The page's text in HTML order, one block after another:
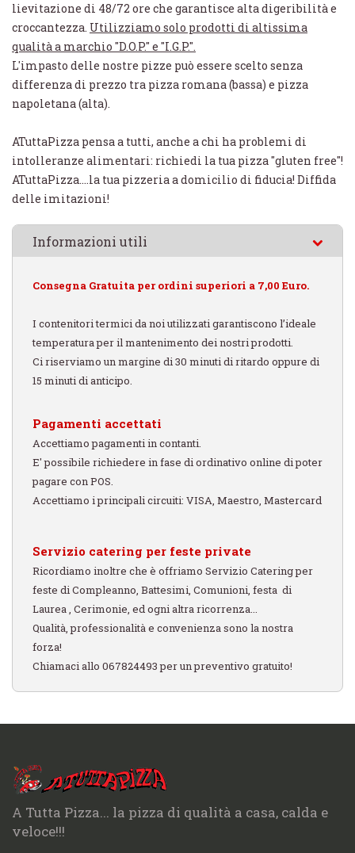
lievitazione di 48/72 ore che garantisce alta digeribilità e
croccantezza. Utilizziamo solo prodotti di altissima
qualità a marchio "D.O.P." e "I.G.P.".
L'impasto delle nostre pizze può essere scelto senza
differenza di prezzo tra pizza romana (bassa) e pizza
napoletana (alta).
ATuttaPizza pensa a tutti, anche a chi ha problemi di
intolleranze alimentari: richiedi la tua pizza "gluten free"!
ATuttaPizza....la tua pizzeria a domicilio di fiducia! Diffida
delle imitazioni!
Informazioni utili
Consegna Gratuita per ordini superiori a 7,00 Euro.
I contenitori termici da noi utilizzati garantiscono l’ideale
temperatura per il mantenimento dei nostri prodotti.
Ci riserviamo un margine di 30 minuti di ritardo oppure di
15 minuti di anticipo.
Pagamenti accettati
Accettiamo pagamenti in contanti.
E' possibile richiedere in fase di ordinativo online di poter
pagare con POS.
Accettiamo i principali circuiti: VISA, Maestro, Mastercard
Servizio catering per feste private
Ricordiamo inoltre che è offriamo Servizio Catering per
feste di Compleanno, Battesimi, Comunioni, festa di
Laurea , Cerimonie, ed ogni altra ricorrenza...
Qualità, professionalità e convenienza sono la nostra
forza!
Chiamaci allo 067824493 per un preventivo gratuito!
A Tutta Pizza... la pizza di qualità a casa, calda e
veloce!!!